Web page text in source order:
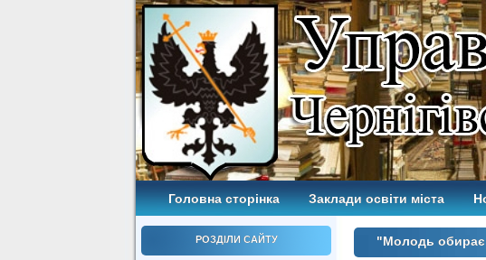
Головна сторінка Заклади освіти міста
РОЗДІЛИ САЙТУ "Молодь обирає